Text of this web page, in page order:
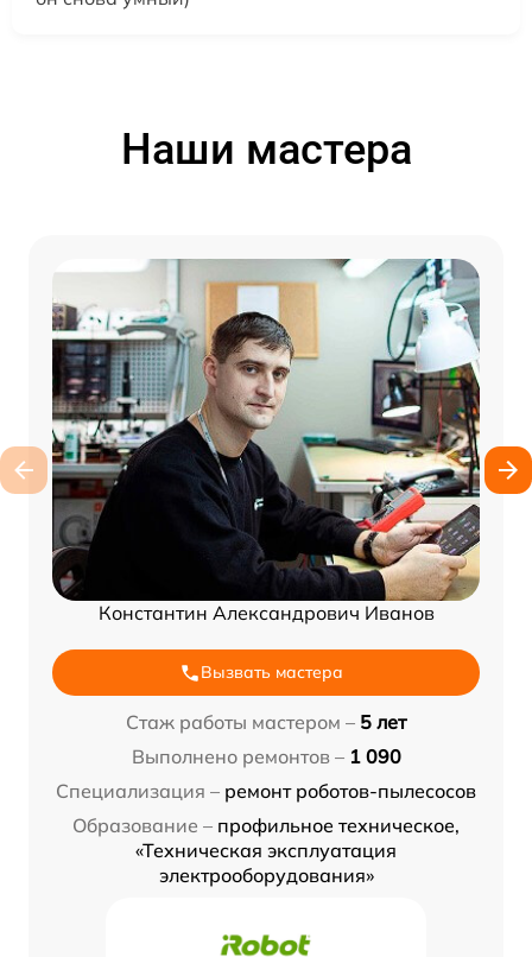
Наши мастера
Константин Александрович Иванов
Вызвать мастера
Стаж работы мастером – 5 лет
Выполнено ремонтов – 1 090
Специализация – ремонт роботов-пылесосов
Образование – профильное техническое,
«Техническая эксплуатация
электрооборудования»